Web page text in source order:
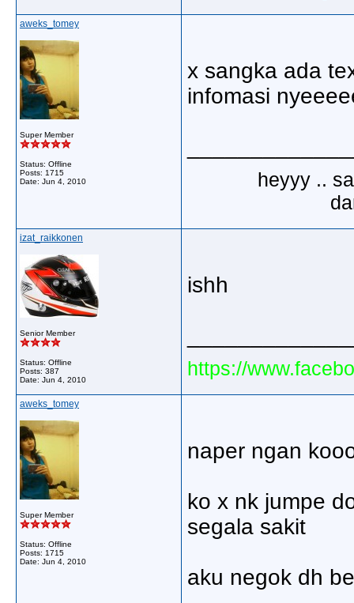
aweks_tomey
Super Member
Status: Offline
Posts: 1715
Date: Jun 4, 2010
x sangka ada
infomasi
heyyy ..
izat_raikkonen
Senior Member
Status: Offline
Posts: 387
Date: Jun 4, 2010
ishh
https://
aweks_tomey
Super Member
Status: Offline
Posts: 1715
Date: Jun 4, 2010
naper ngan
ko x nk jumpe
segala sakit
aku negok dh